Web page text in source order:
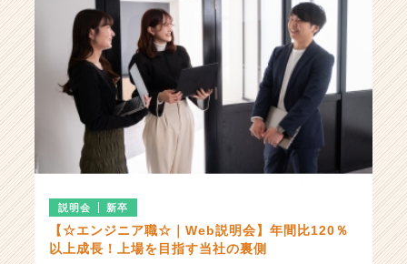
8月31日(月) 11:00〜12:00
受付中
オンライン開催
9月1日(火) 11:00〜12:00
受付中
オンライン開催
受付中
オンライン開催
説明会 新卒
【☆エンジニア職☆｜Web説明会】年間比120％
以上成長！上場を目指す当社の裏側